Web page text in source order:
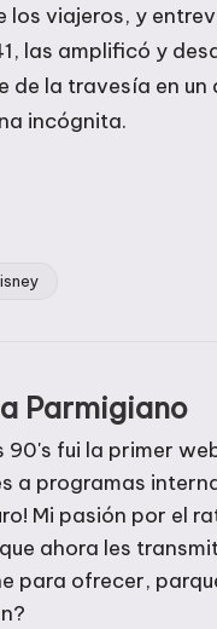
los viajeros, y
las amplificó y
de la travesía en
incógnita.
Parmigiano
90's fui la primer
a programas
Mi pasión por el
ahora les
para ofrecer,